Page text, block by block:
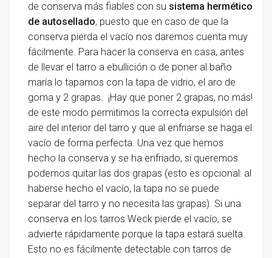
de conserva más fiables con su sistema hermético
de autosellado, puesto que en caso de que la
conserva pierda el vacío nos daremos cuenta muy
fácilmente. Para hacer la conserva en casa, antes
de llevar el tarro a ebullición o de poner al baño
maría lo tapamos con la tapa de vidrio, el aro de
goma y 2 grapas. ¡Hay que poner 2 grapas, no más!
de este modo permitimos la correcta expulsión del
aire del interior del tarro y que al enfriarse se haga el
vacío de forma perfecta. Una vez que hemos
hecho la conserva y se ha enfriado, si queremos
podemos quitar las dos grapas (esto es opcional: al
haberse hecho el vacío, la tapa no se puede
separar del tarro y no necesita las grapas). Si una
conserva en los tarros Weck pierde el vacío, se
advierte rápidamente porque la tapa estará suelta.
Esto no es fácilmente detectable con tarros de